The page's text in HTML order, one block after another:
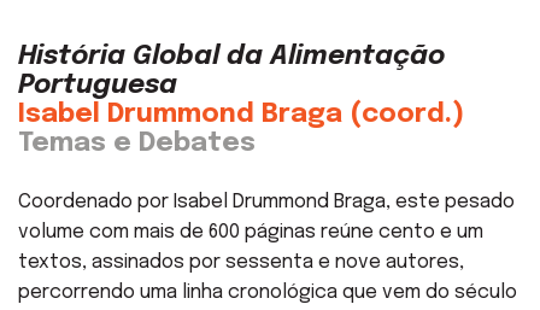
História Global da Alimentação
Portuguesa
Isabel Drummond Braga (coord.)
Temas e Debates
Coordenado por Isabel Drummond Braga, este pesado
volume com mais de 600 páginas reúne cento e um
textos, assinados por sessenta e nove autores,
percorrendo uma linha cronológica que vem do século